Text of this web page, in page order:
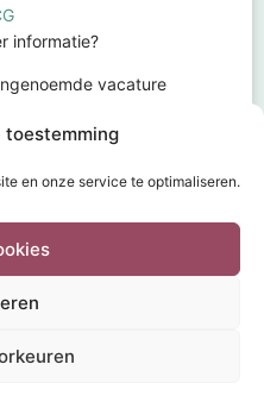
toestemming
en onze service te optimaliseren.
informatie?
vacature
COOKIEBELEID